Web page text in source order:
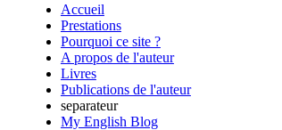
Accueil
Prestations
Pourquoi ce site ?
A propos de l'auteur
Livres
Publications de l'auteur
separateur
My English Blog